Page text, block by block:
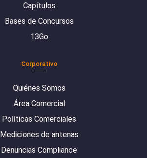
Capítulos
Bases de Concursos
13Go
Corporativo
Quiénes Somos
Área Comercial
Políticas Comerciales
Mediciones de antenas
Denuncias Compliance